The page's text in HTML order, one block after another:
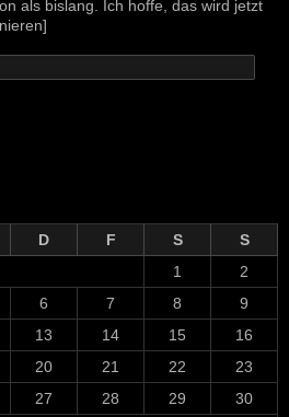
als bislang. Ich hoffe, das wird jetzt
D F S
S
1
2
6 7 8
9
13 14 15
16
20 21 22
23
27 28 29
30